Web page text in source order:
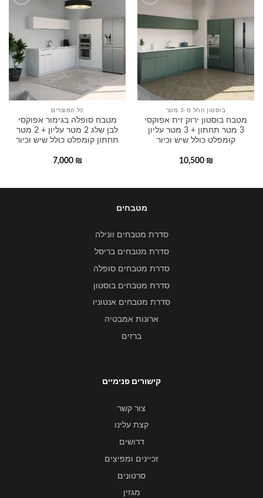
הוסף
שלי
בוסטון החל מ-3 מטר
מטבח בוסטון ירוק זית אפוקסי
3 מטר תחתון + 3 מטר עליון
קומפלט כולל שיש וכיור
10,500 ₪
כל המוצרים
מטבח סופלה בגימור אפוקסי
לבן שלג 2 מטר עליון + 2 מטר
תחתון קומפלט כולל שיש וכיור
7,000 ₪
מטבחים
סדרת מטבחים וונילה
סדרת מטבחים בריסל
סדרת מטבחים סופלה
סדרת מטבחים בוסטון
סדרת מטבחים אנטוניו
ארונות אמבטיה
ברזים
קישורים פנימיים
צור קשר
קצת עלינו
דרושים
זכיינים ומפיצים
סרטונים
מגזין